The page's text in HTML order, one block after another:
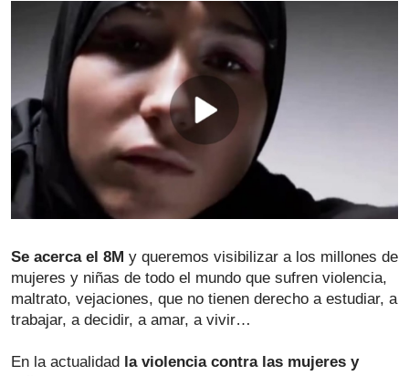
Se acerca el 8M y queremos visibilizar a los millones de
mujeres y niñas de todo el mundo que sufren violencia,
maltrato, vejaciones, que no tienen derecho a estudiar, a
trabajar, a decidir, a amar, a vivir…
En la actualidad la violencia contra las mujeres y